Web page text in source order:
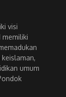
visi
memiliki
umum